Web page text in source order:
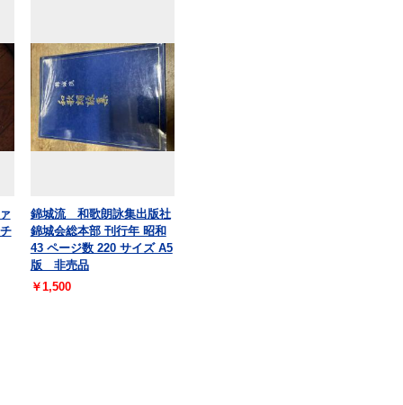
錦城流 和歌朗詠集出版社
錦城会総本部 刊行年 昭和
43 ページ数 220 サイズ A5
版 非売品
￥1,500